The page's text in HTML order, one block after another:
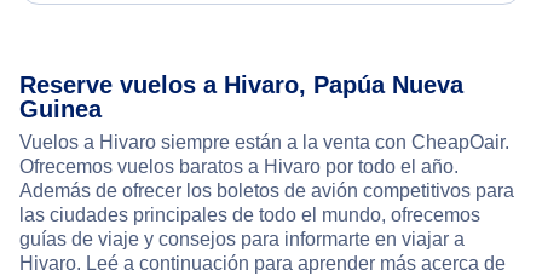
Reserve vuelos a Hivaro, Papúa Nueva
Guinea
Vuelos a Hivaro siempre están a la venta con CheapOair.
Ofrecemos vuelos baratos a Hivaro por todo el año.
Además de ofrecer los boletos de avión competitivos para
las ciudades principales de todo el mundo, ofrecemos
guías de viaje y consejos para informarte en viajar a
Hivaro. Leé a continuación para aprender más acerca de